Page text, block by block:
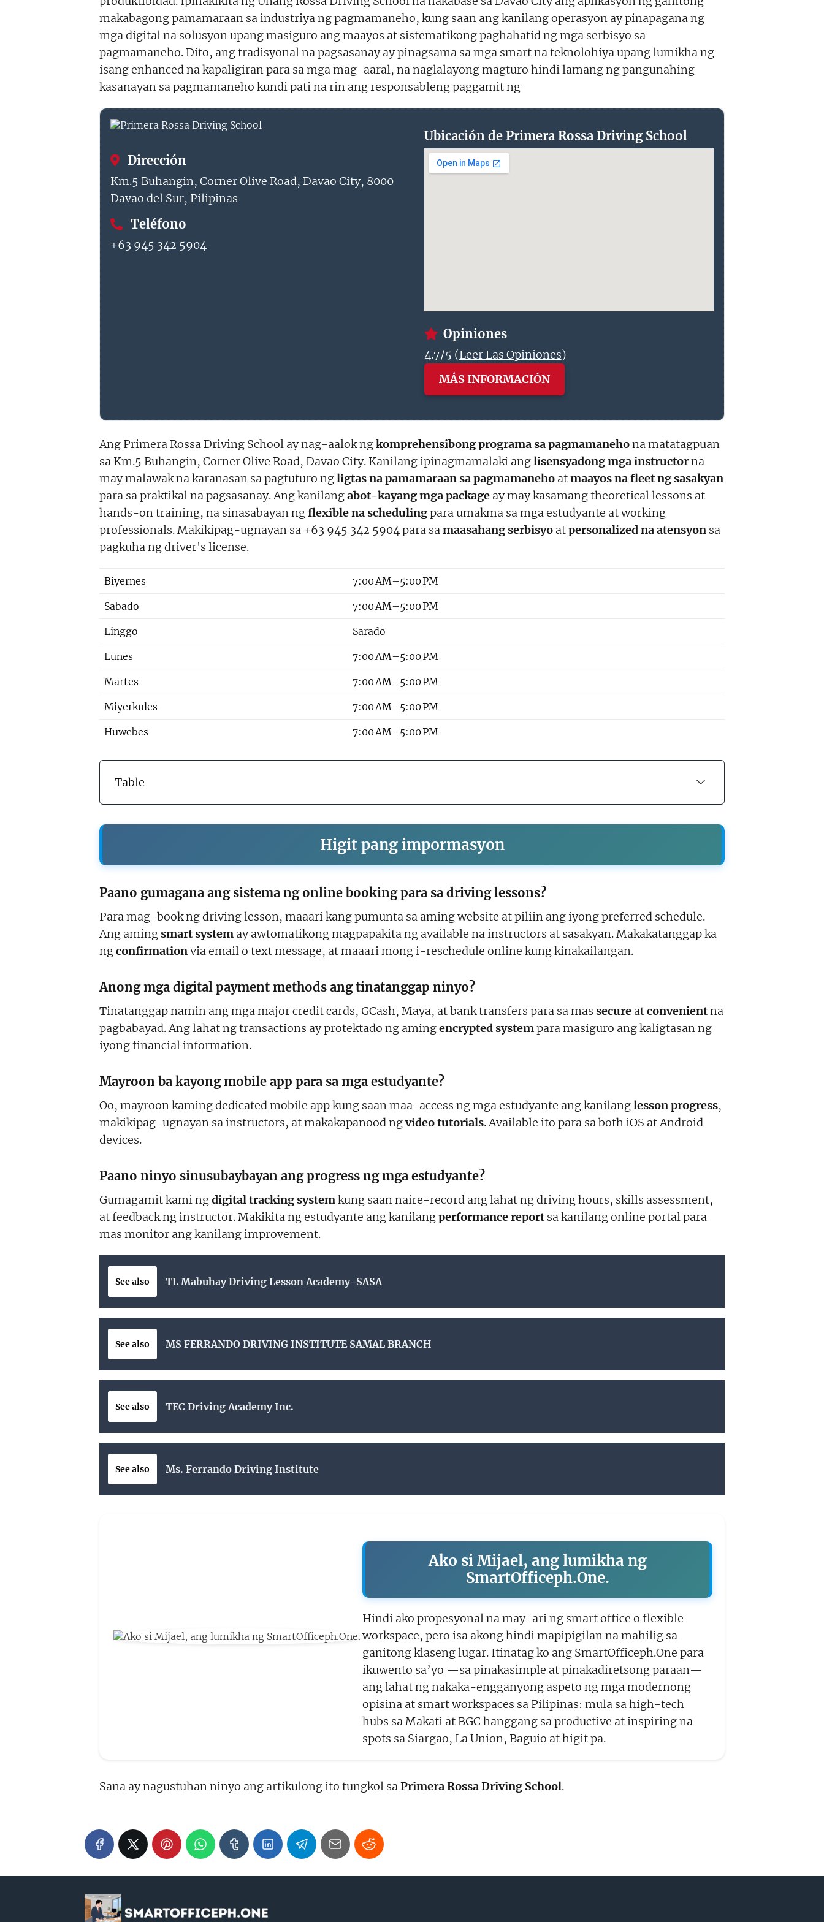
makabagong pamamaraan sa industriya ng pagmamaneho, kung saan ang kanilang operasyon ay pinapagana ng
mga digital na solusyon upang masiguro ang maayos at sistematikong paghahatid ng mga serbisyo sa
pagmamaneho. Dito, ang tradisyonal na pagsasanay ay pinagsama sa mga smart na teknolohiya upang lumikha ng
isang enhanced na kapaligiran para sa mga mag-aaral, na naglalayong magturo hindi lamang ng pangunahing
kasanayan sa pagmamaneho kundi pati na rin ang responsableng paggamit ng
Dirección
Km.5 Buhangin, Corner Olive Road, Davao City, 8000
Davao del Sur, Pilipinas
Teléfono
+63 945 342 5904
Ubicación de Primera Rossa Driving School
Opiniones
4.7/5 (Leer Las Opiniones)
MÁS INFORMACIÓN
Ang Primera Rossa Driving School ay nag-aalok ngkomprehensibong programa sa pagmamanehona matatagpuan
sa Km.5 Buhangin, Corner Olive Road, Davao City. Kanilang ipinagmamalaki anglisensyadong mga instructorna
may malawak na karanasan sa pagtuturo ngligtas na pamamaraan sa pagmamaneho atmaayos na fleet ng sasakyan
para sa praktikal na pagsasanay. Ang kanilangabot-kayang mga package ay may kasamang theoretical lessons at
hands-on training, na sinasabayan ngflexible na schedulingpara umakma sa mga estudyante at working
professionals. Makikipag-ugnayan sa +63 945 342 5904 para samaasahang serbisyo atpersonalized na atensyon sa
pagkuha ng driver's license.
Biyernes 7:00 AM–5:00 PM
Sabado 7:00 AM–5:00 PM
Linggo Sarado
Lunes 7:00 AM–5:00 PM
Martes 7:00 AM–5:00 PM
Miyerkules 7:00 AM–5:00 PM
Huwebes 7:00 AM–5:00 PM
Table
Higit pang impormasyon
Paano gumagana ang sistema ng online booking para sa driving lessons?
Para mag-book ng driving lesson, maaari kang pumunta sa aming website at piliin ang iyong preferred schedule.
Ang aming smart system ay awtomatikong magpapakita ng available na instructors at sasakyan. Makakatanggap ka
ngconfirmationvia email o text message, at maaari mong i-reschedule online kung kinakailangan.
Anong mga digital payment methods ang tinatanggap ninyo?
Tinatanggap namin ang mga major credit cards, GCash, Maya, at bank transfers para sa mas secure atconvenientna
pagbabayad. Ang lahat ng transactions ay protektado ng amingencrypted systempara masiguro ang kaligtasan ng
iyong financial information.
Mayroon ba kayong mobile app para sa mga estudyante?
Oo, mayroon kaming dedicated mobile app kung saan maa-access ng mga estudyante ang kanilanglesson progress,
makikipag-ugnayan sa instructors, at makakapanood ngvideo tutorials. Available ito para sa both iOS at Android
devices.
Paano ninyo sinusubaybayan ang progress ng mga estudyante?
Gumagamit kami ngdigital tracking systemkung saan naire-record ang lahat ng driving hours, skills assessment,
at feedback ng instructor. Makikita ng estudyante ang kanilangperformance report sa kanilang online portal para
mas monitor ang kanilang improvement.
See also TL Mabuhay Driving Lesson Academy-SASA
See also MS FERRANDO DRIVING INSTITUTE SAMAL BRANCH
See also TEC Driving Academy Inc.
See also Ms. Ferrando Driving Institute
Ako si Mijael, ang lumikha ng
SmartOfficeph.One.
Hindi ako propesyonal na may-ari ng smart office o flexible
workspace, pero isa akong hindi mapipigilan na mahilig sa
ganitong klaseng lugar. Itinatag ko ang SmartOfficeph.One para
ikuwento sa’yo —sa pinakasimple at pinakadiretsong paraan—
ang lahat ng nakaka-engganyong aspeto ng mga modernong
opisina at smart workspaces sa Pilipinas: mula sa high-tech
hubs sa Makati at BGC hanggang sa productive at inspiring na
spots sa Siargao, La Union, Baguio at higit pa.
Sana ay nagustuhan ninyo ang artikulong ito tungkol saPrimera Rossa Driving School.